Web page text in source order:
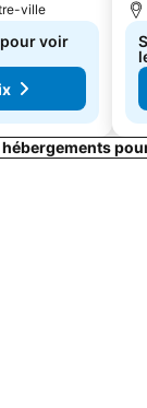
ville
voir